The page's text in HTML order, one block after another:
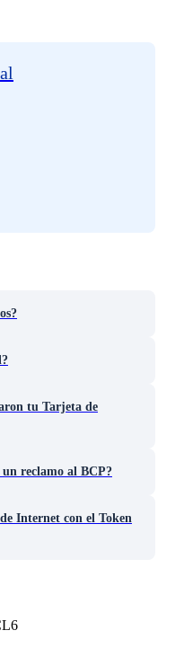
tu Tarjeta de
reclamo al BCP?
Internet con el Token